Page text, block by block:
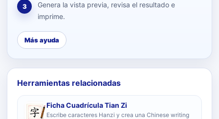
3
Genera la vista previa, revisa el resultado e
imprime.
Más ayuda
Herramientas relacionadas
Ficha Cuadrícula Tian Zi
Escribe caracteres Hanzi y crea una Chinese writing